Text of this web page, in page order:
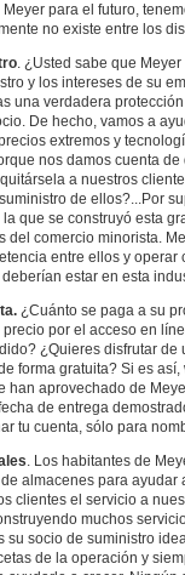
para el futuro,
no existe entre los
. ¿Usted sabe que
y los intereses de su
una verdadera
De hecho, vamos a
extremos y
nos damos cuenta
a nuestros
de ellos?...Por
que se construyó esta
del comercio minorista.
entre ellos y
estar en esta
¿Cuánto se paga a su
por el acceso en
¿Quieres disfrutar
forma gratuita? Si es
han aprovechado de
de entrega
tu cuenta, sólo para
. Los habitantes de
almacenes para
clientes el servicio a
muchos
socio de suministro
de la operación y